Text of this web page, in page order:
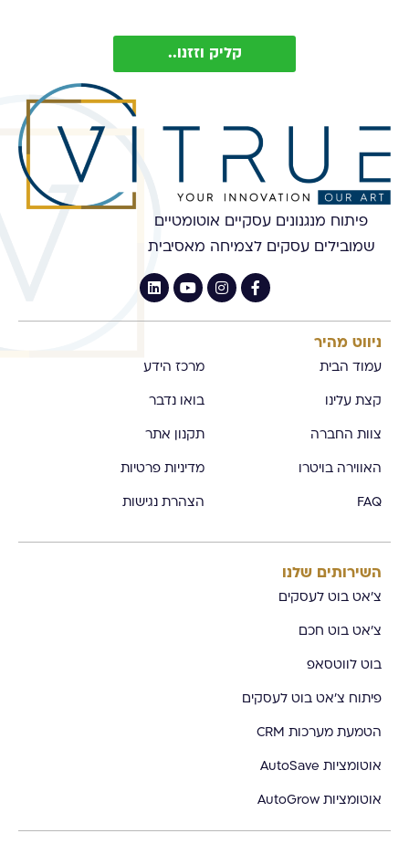
קליק וזזנו..
פיתוח מנגנונים עסקיים אוטומטיים
שמובילים עסקים לצמיחה מאסיבית
ניווט מהיר
עמוד הבית
קצת עלינו
צוות החברה
האווירה בויטרו
FAQ
מרכז הידע
בואו נדבר
תקנון אתר
מדיניות פרטיות
הצהרת נגישות
השירותים שלנו
צ'אט בוט לעסקים
צ'אט בוט חכם
בוט לווטסאפ
פיתוח צ'אט בוט לעסקים
הטמעת מערכות CRM
אוטומציות AutoSave
אוטומציות AutoGrow